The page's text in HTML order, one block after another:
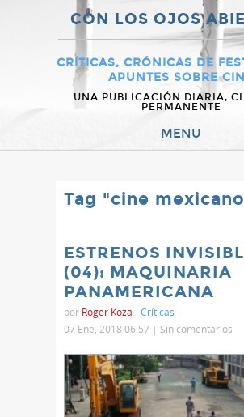
CON LOS OJOS
CRÍTICAS, CRÓNICAS DE
APUNTES SOBRE
UNA PUBLICACIÓN DIARIA,
PERMANENTE
MENU
Tag "cine
ESTRENOS
(04): MAQUINARIA
PANAMERICANA
por Roger Koza -Críticas
07 Ene, 2018 06:57 | Sin comentarios